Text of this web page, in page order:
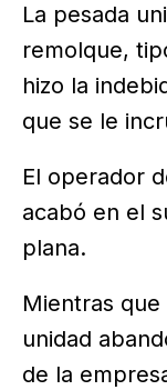
La pesada
remolque,
hizo la
que se le
El operador
acabó en el
plana.
Mientras
unidad
de la